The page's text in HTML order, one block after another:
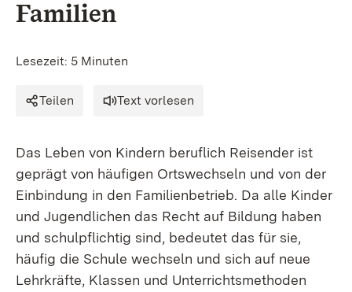
Familien
Lesezeit: 5 Minuten
Teilen Text vorlesen
Das Leben von Kindern beruflich Reisender ist
geprägt von häufigen Ortswechseln und von der
Einbindung in den Familienbetrieb. Da alle Kinder
und Jugendlichen das Recht auf Bildung haben
und schulpflichtig sind, bedeutet das für sie,
häufig die Schule wechseln und sich auf neue
Lehrkräfte, Klassen und Unterrichtsmethoden